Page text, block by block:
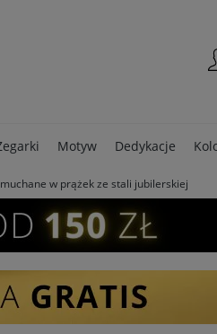
Motyw Dedykacje
80%
w prążek ze stali jubilerskiej